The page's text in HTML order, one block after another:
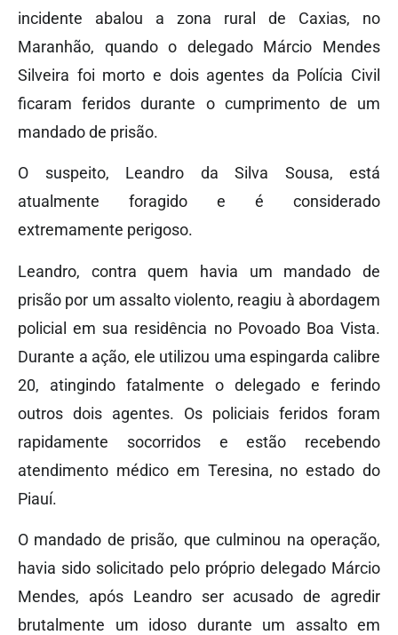
incidente abalou a zona rural de Caxias, no
Maranhão, quando o delegado Márcio Mendes
Silveira foi morto e dois agentes da Polícia Civil
ficaram feridos durante o cumprimento de um
mandado de prisão.
O suspeito, Leandro da Silva Sousa, está
atualmente foragido e é considerado
extremamente perigoso.
Leandro, contra quem havia um mandado de
prisão por um assalto violento, reagiu à abordagem
policial em sua residência no Povoado Boa Vista.
Durante a ação, ele utilizou uma espingarda calibre
20, atingindo fatalmente o delegado e ferindo
outros dois agentes. Os policiais feridos foram
rapidamente socorridos e estão recebendo
atendimento médico em Teresina, no estado do
Piauí.
O mandado de prisão, que culminou na operação,
havia sido solicitado pelo próprio delegado Márcio
Mendes, após Leandro ser acusado de agredir
brutalmente um idoso durante um assalto em